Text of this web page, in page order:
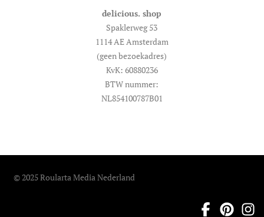
delicious. shop
Spaklerweg 53
1114 AE Amsterdam
(geen bezoekadres)
KvK: 60880236
BTW nummer:
NL854100787B01
© 2025 Roularta Media Nederland